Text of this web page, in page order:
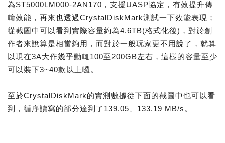
為ST5000LM000-2AN170，支援UASP協定，有效提升傳
輸效能，再來也透過CrystalDiskMark測試一下效能表現；
從截圖中可以看到實際容量約為4.6TB(格式化後)，對於創
作者來說算是相當夠用，而對於一般玩家更不用說了，就算
以現在3A大作幾乎動輒100至200GB左右，這樣的容量至少
可以裝下3~40款以上囉。
至於CrystalDiskMark的實測數據從下面的截圖中也可以看
到，循序讀寫的部分達到了139.05、133.19 MB/s。